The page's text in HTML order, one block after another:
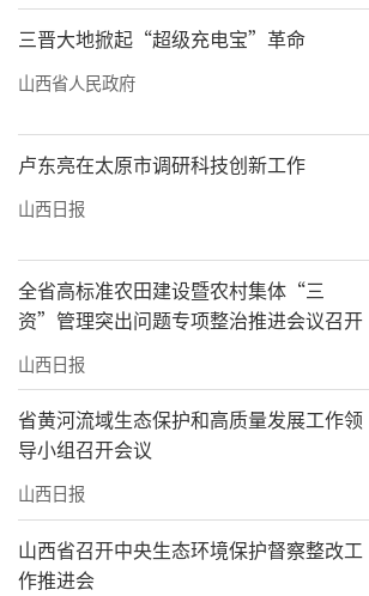
三晋大地掀起“超级充电宝”革命
山西省人民政府
卢东亮在太原市调研科技创新工作
山西日报
全省高标准农田建设暨农村集体“三
资”管理突出问题专项整治推进会议召开
山西日报
省黄河流域生态保护和高质量发展工作领
导小组召开会议
山西日报
山西省召开中央生态环境保护督察整改工
作推进会